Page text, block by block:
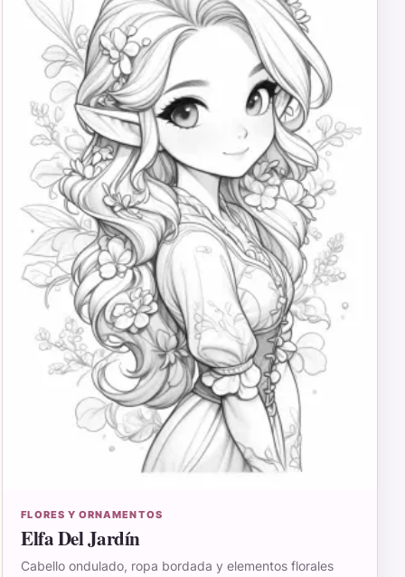
FLORES Y ORNAMENTOS
Elfa Del Jardín
Cabello ondulado, ropa bordada y elementos florales